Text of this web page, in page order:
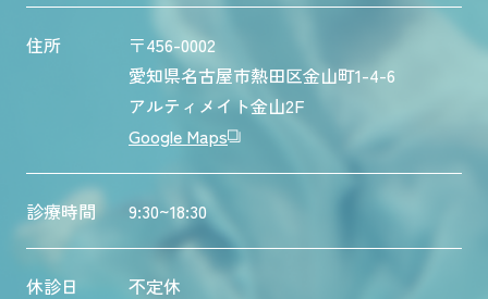
住所
〒456-0002
愛知県名古屋市熱田区金山町1-4-6
アルティメイト金山2F
Google Maps
診療時間 9:30~18:30
休診日 不定休